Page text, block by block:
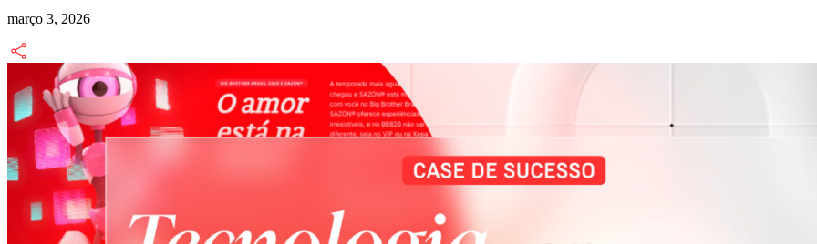
março 3, 2026